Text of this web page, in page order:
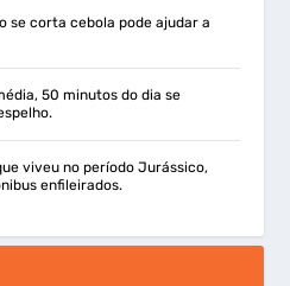
se corta cebola pode ajudar a
50 minutos do dia se
viveu no período Jurássico,
enfileirados.